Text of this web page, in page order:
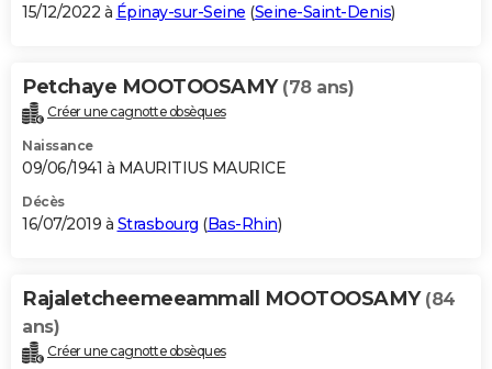
15/12/2022 à Épinay-sur-Seine (Seine-Saint-Denis)
Petchaye MOOTOOSAMY (78 ans)
Créer une cagnotte obsèques
Naissance
09/06/1941 à MAURITIUS MAURICE
Décès
16/07/2019 à Strasbourg (Bas-Rhin)
Rajaletcheemeeammall MOOTOOSAMY (84
ans)
Créer une cagnotte obsèques